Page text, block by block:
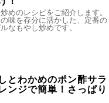
めのレシピをご紹介します。
味を存分に活かした、定番の
なもやし炒めです。
とわかめのポン酢サラ
ンジで簡単！さっぱり